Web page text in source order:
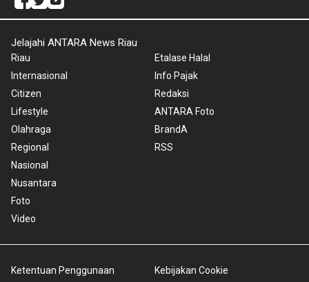
Jelajahi ANTARA News Riau
Riau
Internasional
Citizen
Lifestyle
Olahraga
Regional
Nasional
Nusantara
Foto
Video
Etalase Halal
Info Pajak
Redaksi
ANTARA Foto
BrandA
RSS
Ketentuan Penggunaan Kebijakan Cookie